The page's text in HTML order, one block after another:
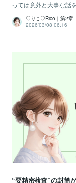
っては意外と大事な話
♡りこ♡Rico｜第2章
2026/03/08 06:16
“要精密検査”の封筒